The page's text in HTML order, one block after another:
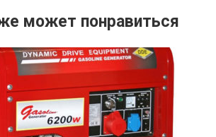
может понравиться